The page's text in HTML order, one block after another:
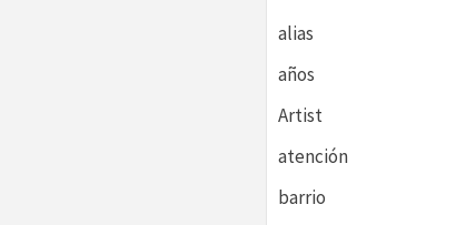
alias
años
Artist
atención
barrio